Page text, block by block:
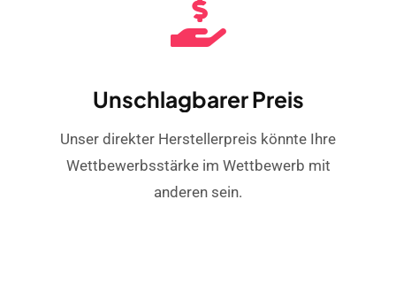
Unschlagbarer Preis
Unser direkter Herstellerpreis könnte Ihre
Wettbewerbsstärke im Wettbewerb mit
anderen sein.